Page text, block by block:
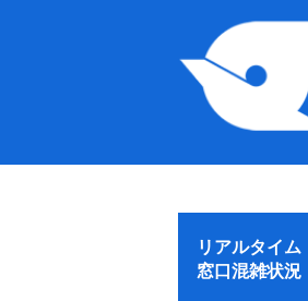
リアルタイム
窓口混雑状況